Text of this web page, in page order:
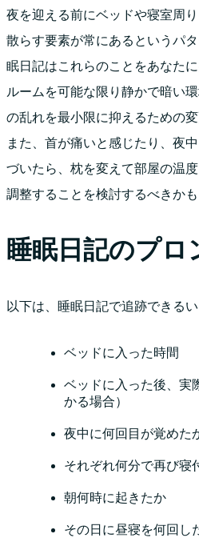
夜を迎える前にベッドや寝室周
散らす要素が常にあるというパ
眠日記はこれらのことをあなた
ルームを可能な限り静かで暗い
の乱れを最小限に抑えるための
また、首が痛いと感じたり、夜
づいたら、枕を変えて部屋の温
調整することを検討するべきかも
睡眠日記のプロ
以下は、睡眠日記で追跡できる
ベッドに入った時間
ベッドに入った後、実
かる場合）
夜中に何回目が覚めた
それぞれ何分で再び寝
朝何時に起きたか
その日に昼寝を何回し